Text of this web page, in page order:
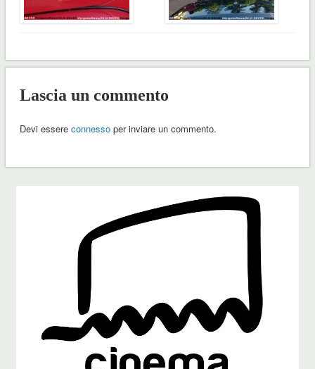
Lascia un commento
Devi essere connessoper inviare un commento.